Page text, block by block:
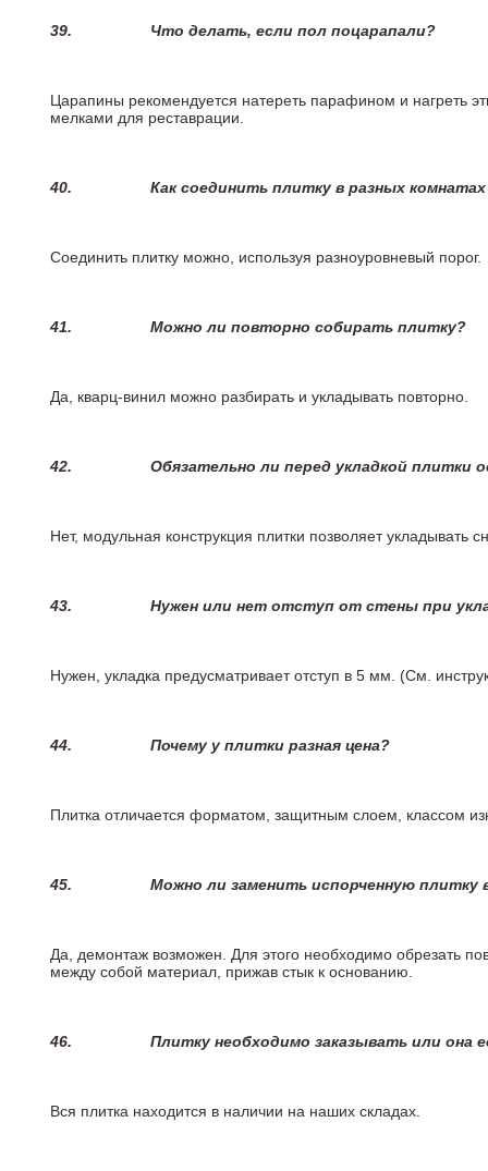
39. Что делать, если пол поцарапали?
Царапины рекомендуется натереть парафином и нагреть
мелками для реставрации.
40. Как соединить плитку в разных
Соединить плитку можно, используя разноуровневый порог.
41. Можно ли повторно собирать плитку?
Да, кварц-винил можно разбирать и укладывать повторно.
42. Обязательно ли перед укладкой плитки
Нет, модульная конструкция плитки позволяет
43. Нужен или нет отступ от стены при
Нужен, укладка предусматривает отступ в 5 мм. (См.
44. Почему у плитки разная цена?
Плитка отличается форматом, защитным слоем, классом
45. Можно ли заменить испорченную плитку
Да, демонтаж возможен. Для этого необходимо обрезать
между собой материал, прижав стык к основанию.
46. Плитку необходимо заказывать или она
Вся плитка находится в наличии на наших складах.